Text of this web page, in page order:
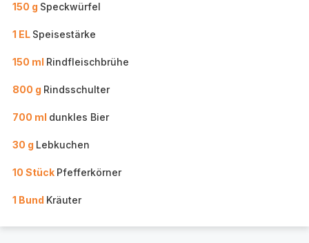
150 g Speckwürfel
1 EL Speisestärke
150 ml Rindfleischbrühe
800 g Rindsschulter
700 ml dunkles Bier
30 g Lebkuchen
10 Stück Pfefferkörner
1 Bund Kräuter